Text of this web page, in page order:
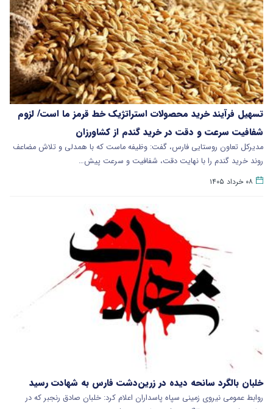
تسهیل فرآیند خرید محصولات استراتژیک خط قرمز ما است/ لزوم
شفافیت سرعت و دقت در خرید گندم از کشاورزان
مدیرکل تعاون روستایی فارس، گفت: وظیفه ماست که با همدلی و تلاش مضاعف
روند خرید گندم را با نهایت دقت، شفافیت و سرعت پیش…
۰۸ خرداد ۱۴۰۵
خلبان بالگرد سانحه دیده در زرین‌دشت فارس به شهادت رسید
روابط عمومی نیروی زمینی سپاه پاسداران اعلام کرد: خلبان صادق رنجبر که در